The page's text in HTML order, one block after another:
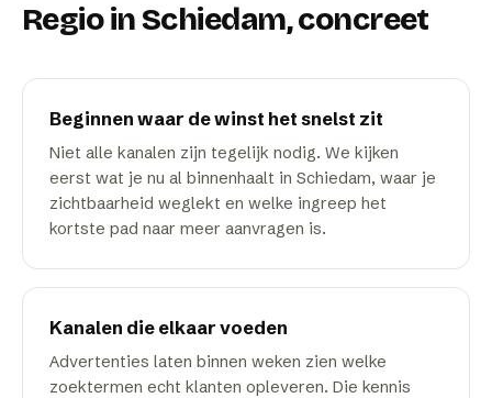
RegioinSchiedam, concreet
Beginnen waar de winst het snelst zit
Niet alle kanalen zijn tegelijk nodig. We kijken
eerst wat je nu al binnenhaalt in Schiedam, waar je
zichtbaarheid weglekt en welke ingreep het
kortste pad naar meer aanvragen is.
Kanalen die elkaar voeden
Advertenties laten binnen weken zien welke
zoektermen echt klanten opleveren. Die kennis